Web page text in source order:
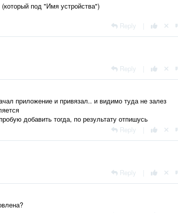
под "Имя устройства")
Reply
Reply
приложение и привязал.. и видимо туда не залез
добавить тогда, по результату отпишусь
Reply
Reply